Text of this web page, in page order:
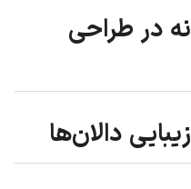
در طراحی
دالان‌ها